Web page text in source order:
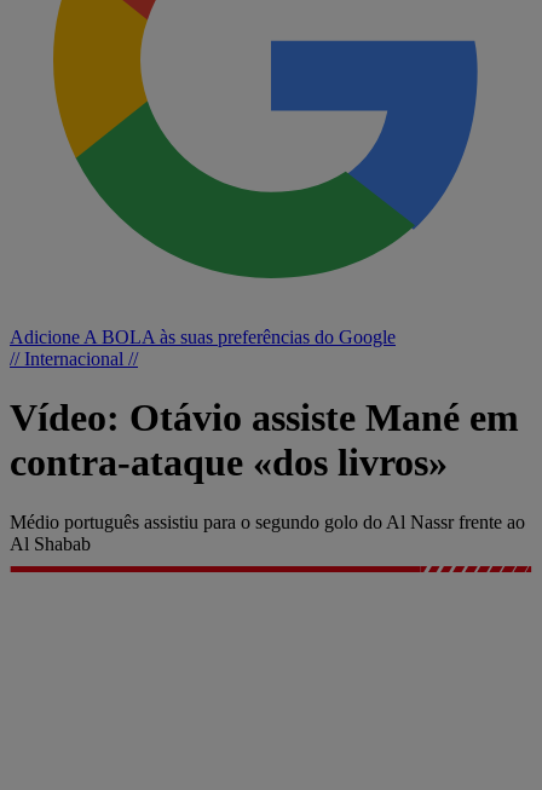
Adicione A BOLA às suas preferências do Google
// Internacional //
Vídeo: Otávio assiste Mané em
contra-ataque «dos livros»
Médio português assistiu para o segundo golo do Al Nassr frente ao
Al Shabab